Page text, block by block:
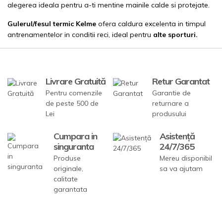
alegerea ideala pentru a-ti mentine mainile calde si protejate.
Gulerul/fesul termic Kelme ofera caldura excelenta in timpul
antrenamentelor in conditii reci, ideal pentru alte sporturi.
Livrare Gratuită
Pentru comenzile
de peste 500 de
Lei
Retur Garantat
Garantie de
returnare a
produsului
Cumpara in
singuranta
Produse
originale,
calitate
garantata
Asistență
24/7/365
Mereu disponibil
sa va ajutam